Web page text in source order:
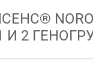
И 2